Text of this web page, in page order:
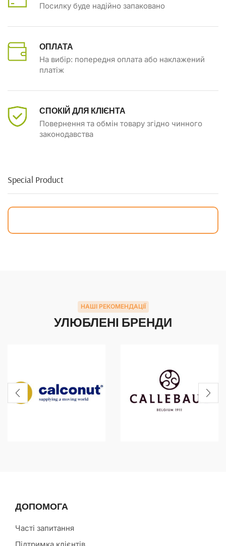
Посилку буде надійно запаковано
ОПЛАТА
На вибір: попередня оплата або наклажений
платіж
СПОКІЙ ДЛЯ КЛІЄНТА
Повернення та обмін товару згідно чинного
законодавства
Special Product
НАШІ РЕКОМЕНДАЦІЇ
УЛЮБЛЕНІ БРЕНДИ
ДОПОМОГА
Часті запитання